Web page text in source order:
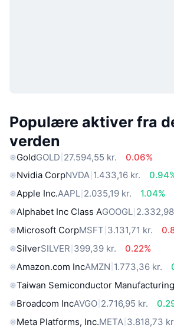
Populære aktiver fra
verden
GoldGOLD 27.594,55 kr.
0.06%
Nvidia CorpNVDA 1.433,16 kr.
Apple Inc.AAPL 2.035,19 kr.
1.04%
Alphabet Inc Class AGOOGL
Microsoft CorpMSFT 3.131,71 kr.
SilverSILVER 399,39 kr.
0.22%
Amazon.com IncAMZN 1.773,36 kr.
Taiwan Semiconductor
Broadcom IncAVGO 2.716,95 kr.
Meta Platforms, Inc.META 3.818,73